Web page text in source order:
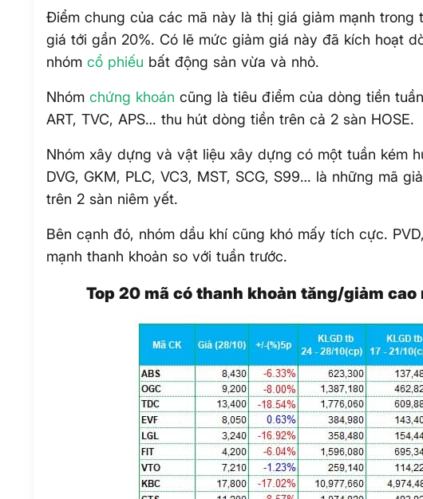
Điểm chung của các mã này là thị giá giảm mạnh trong
giá tới gần 20%. Có lẽ mức giảm giá này đã kích hoạt
nhómcổ phiếu bất động sản vừa và nhỏ.
Nhómchứng khoán cũng là tiêu điểm của dòng tiền
ART, TVC, APS… thu hút dòng tiền trên cả 2 sàn HOSE.
Nhóm xây dựng và vật liệu xây dựng có một tuần kém
DVG, GKM, PLC, VC3, MST, SCG, S99… là những mã
trên 2 sàn niêm yết.
Bên cạnh đó, nhóm dầu khí cũng khó mấy tích cực.
mạnh thanh khoản so với tuần trước.
Top 20 mã có thanh khoản tăng/giảm cao